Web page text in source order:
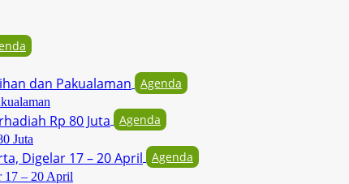
Agenda
Agenda
Juta
Agenda
17 – 20 April